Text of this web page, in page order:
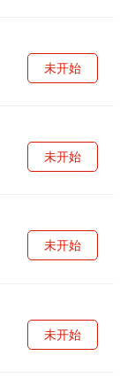
未开始
未开始
未开始
未开始